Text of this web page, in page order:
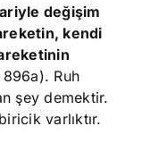
değişim
kendi
Ruh
şey demektir.
varlıktır.